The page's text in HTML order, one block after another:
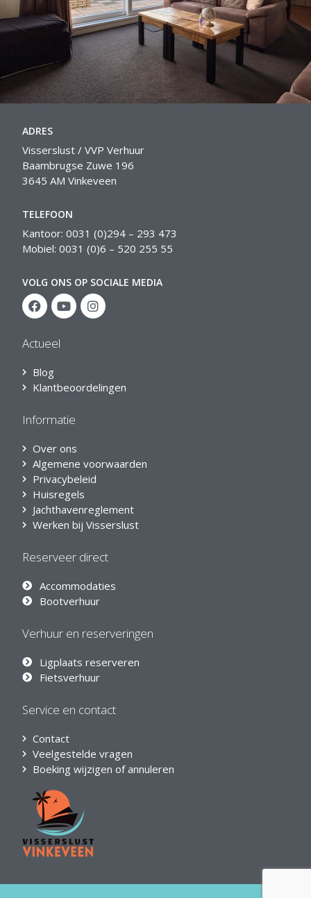
ADRES
Visserslust / VVP Verhuur
Baambrugse Zuwe 196
3645 AM Vinkeveen
TELEFOON
Kantoor: 0031 (0)294 – 293 473
Mobiel: 0031 (0)6 – 520 255 55
VOLG ONS OP SOCIALE MEDIA
Actueel
Blog
Klantbeoordelingen
Informatie
Over ons
Algemene voorwaarden
Privacybeleid
Huisregels
Jachthavenreglement
Werken bij Visserslust
Reserveer direct
Accommodaties
Bootverhuur
Verhuur en reserveringen
Ligplaats reserveren
Fietsverhuur
Service en contact
Contact
Veelgestelde vragen
Boeking wijzigen of annuleren